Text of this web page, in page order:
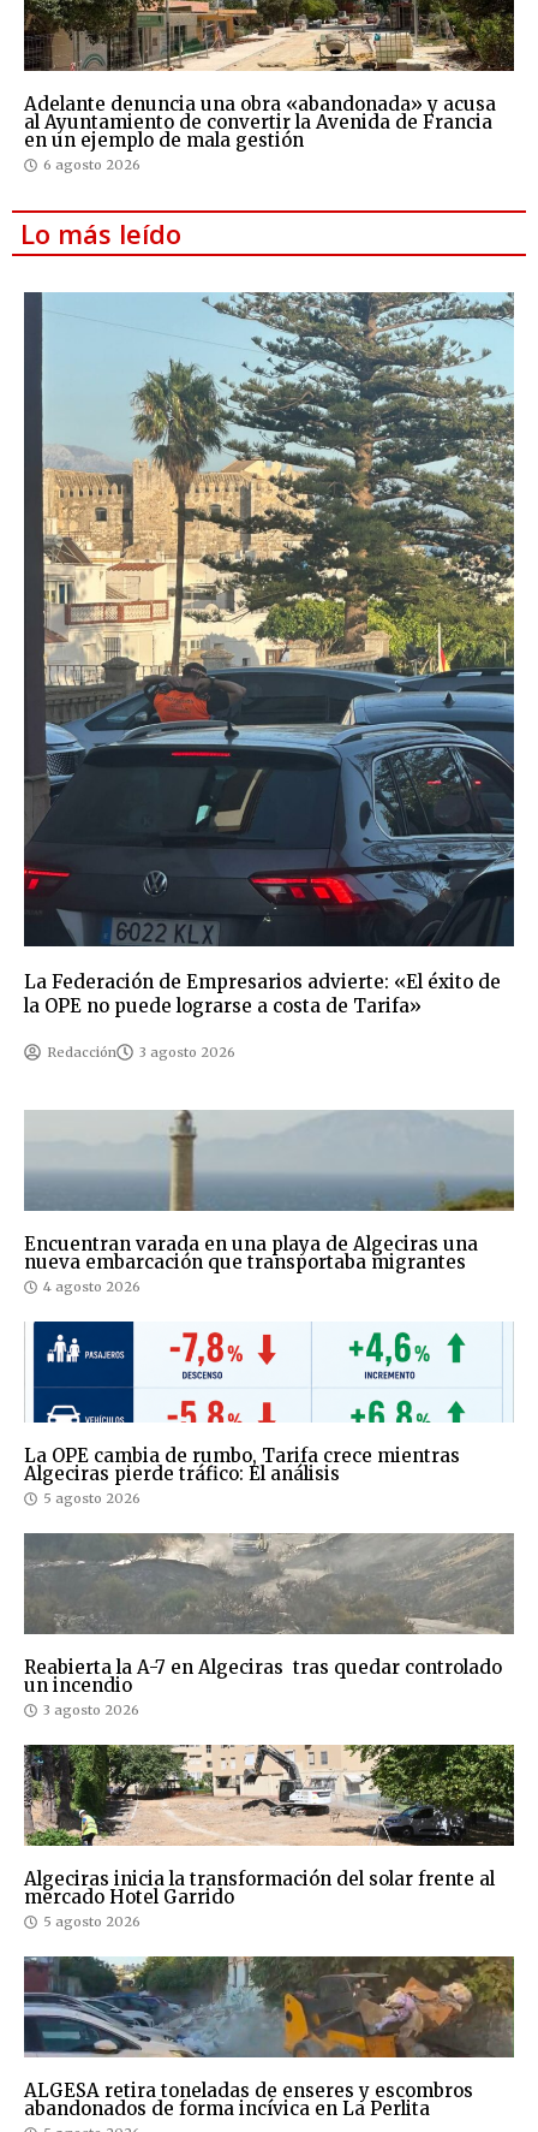
Adelante denuncia una obra «abandonada» y acusa
al Ayuntamiento de convertir la Avenida de Francia
en un ejemplo de mala gestión
6 agosto 2026
Lo más leído
La Federación de Empresarios advierte: «El éxito de
la OPE no puede lograrse a costa de Tarifa»
Redacción 3 agosto 2026
Encuentran varada en una playa de Algeciras una
nueva embarcación que transportaba migrantes
4 agosto 2026
La OPE cambia de rumbo, Tarifa crece mientras
Algeciras pierde tráfico: El análisis
5 agosto 2026
Reabierta la A-7 en Algeciras tras quedar controlado
un incendio
3 agosto 2026
Algeciras inicia la transformación del solar frente al
mercado Hotel Garrido
5 agosto 2026
ALGESA retira toneladas de enseres y escombros
abandonados de forma incívica en La Perlita